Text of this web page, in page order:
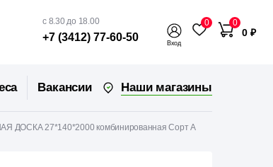
с 8.30 до 18.00
+7 (3412) 77-60-50 Вход
0 0
0 ₽
Вакансии Наши магазины
ДОСКА 27*140*2000 комбинированная Сорт А